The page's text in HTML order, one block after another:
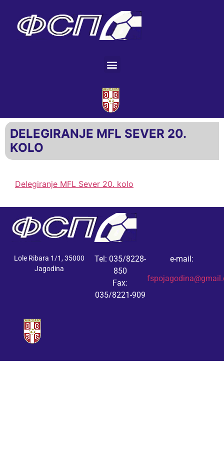
DELEGIRANJE MFL SEVER 20.
KOLO
Delegiranje MFL Sever 20. kolo
Lole Ribara 1/1, 35000
Jagodina
Tel: 035/8228-
850
Fax:
035/8221-909
e-mail: